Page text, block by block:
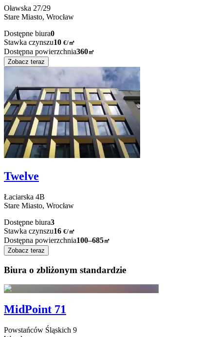
Oławska 27/29
Stare Miasto, Wrocław
Dostępne biura0
Stawka czynszu10 €/㎡
Dostępna powierzchnia360㎡
Zobacz teraz
Twelve
Łaciarska 4B
Stare Miasto, Wrocław
Dostępne biura3
Stawka czynszu16 €/㎡
Dostępna powierzchnia100–685㎡
Zobacz teraz
Biura o zbliżonym standardzie
MidPoint 71
Powstańców Śląskich 9